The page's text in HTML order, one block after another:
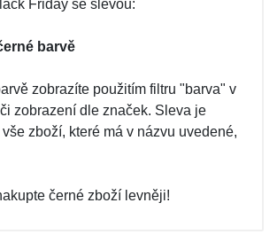
Friday se slevou:
barvě
zobrazíte použitím filtru "barva" v
zobrazení dle značek. Sleva je
zboží, které má v názvu uvedené,
černé zboží levněji!